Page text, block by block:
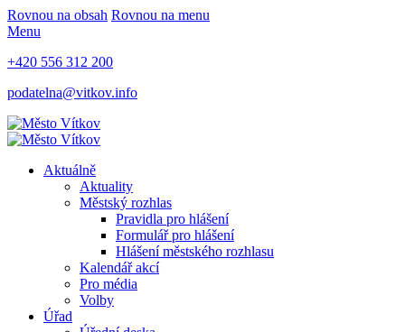
Rovnou na obsah Rovnou na menu
Menu
+420 556 312 200
podatelna@vitkov.info
Aktuálně
Aktuality
Městský rozhlas
Pravidla pro hlášení
Formulář pro hlášení
Hlášení městského rozhlasu
Kalendář akcí
Pro média
Volby
Úřad